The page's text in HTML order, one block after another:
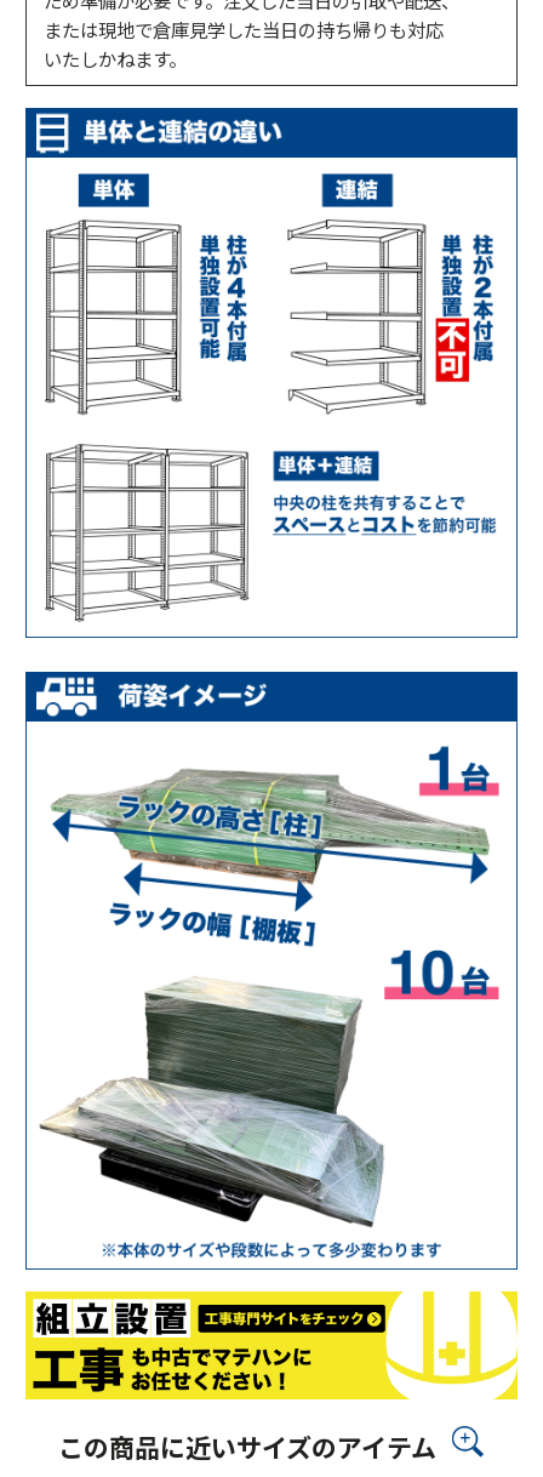
または現地で倉庫見学した当日の持ち帰りも対応
いたしかねます。
この商品に近いサイズのアイテム